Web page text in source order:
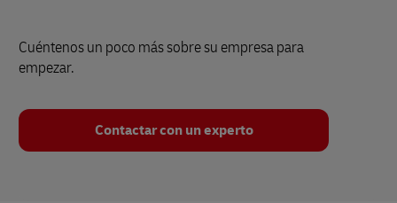
Cuéntenos un poco más sobre su empresa para
empezar.
Contactar con un experto